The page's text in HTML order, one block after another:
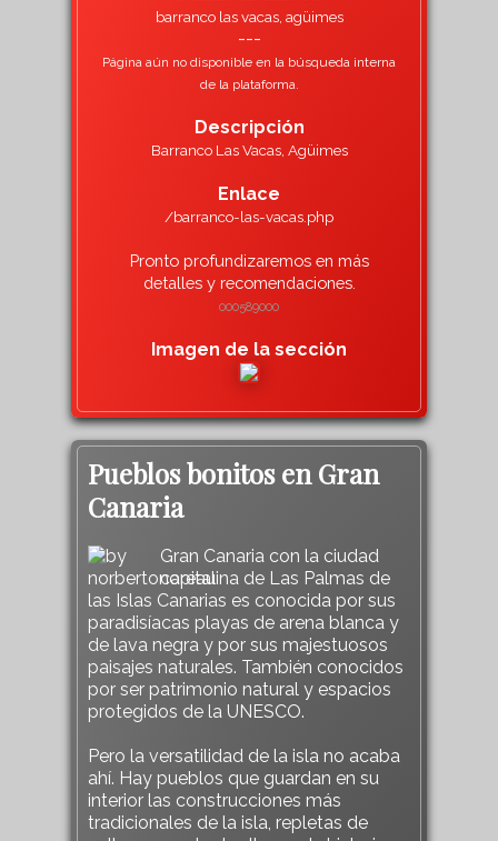
barranco las vacas, agüimes
---
Página aún no disponible en la búsqueda interna
de la plataforma.
Descripción
Barranco Las Vacas, Agüimes
Enlace
/barranco-las-vacas.php
Pronto profundizaremos en más
detalles y recomendaciones.
000589000
Imagen de la sección
Pueblos bonitos en Gran
Canaria
Gran Canaria con la ciudad
capitalina de Las Palmas de
las Islas Canarias es conocida por sus
paradisíacas playas de arena blanca y
de lava negra y por sus majestuosos
paisajes naturales. También conocidos
por ser patrimonio natural y espacios
protegidos de la UNESCO.
Pero la versatilidad de la isla no acaba
ahí. Hay pueblos que guardan en su
interior las construcciones más
tradicionales de la isla, repletas de